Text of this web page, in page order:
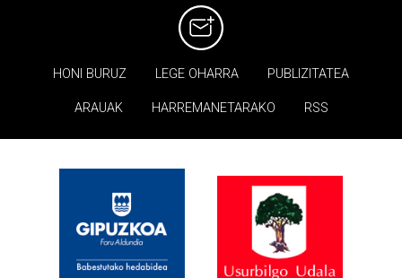
HONI BURUZ LEGE OHARRA PUBLIZITATEA
ARAUAK HARREMANETARAKO RSS